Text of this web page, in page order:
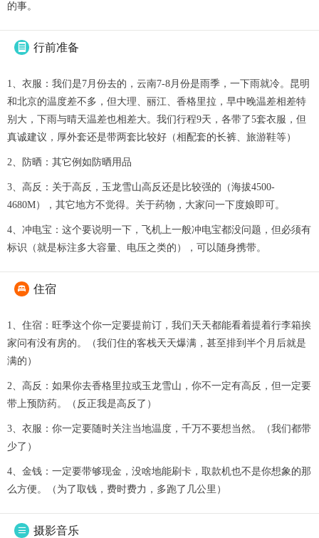
的事。
 行前准备
1、衣服：我们是7月份去的，云南7-8月份是雨季，一下雨就冷。昆明
和北京的温度差不多，但大理、丽江、香格里拉，早中晚温差相差特
别大，下雨与晴天温差也相差大。我们行程9天，各带了5套衣服，但
真诚建议，厚外套还是带两套比较好（相配套的长裤、旅游鞋等）
2、防晒：其它例如防晒用品
3、高反：关于高反，玉龙雪山高反还是比较强的（海拔4500-
4680M），其它地方不觉得。关于药物，大家问一下度娘即可。
4、冲电宝：这个要说明一下，飞机上一般冲电宝都没问题，但必须有
标识（就是标注多大容量、电压之类的），可以随身携带。
 住宿
1、住宿：旺季这个你一定要提前订，我们天天都能看着提着行李箱挨
家问有没有房的。（我们住的客栈天天爆满，甚至排到半个月后就是
满的）
2、高反：如果你去香格里拉或玉龙雪山，你不一定有高反，但一定要
带上预防药。（反正我是高反了）
3、衣服：你一定要随时关注当地温度，千万不要想当然。（我们都带
少了）
4、金钱：一定要带够现金，没啥地能刷卡，取款机也不是你想象的那
么方便。（为了取钱，费时费力，多跑了几公里）
 摄影音乐